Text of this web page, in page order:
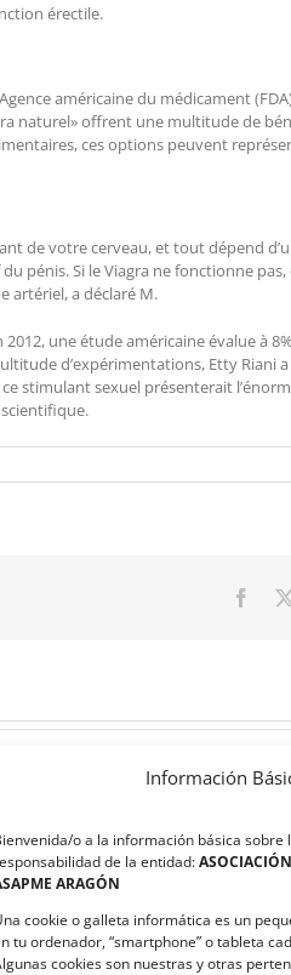
Información
o a la información básica sobre
de la entidad:
ARAGÓN
cookie o galleta informática es un
tu ordenador, “smartphone” o tableta
cookies son nuestras y otras
érectile.
américaine du médicament
naturel» offrent une multitude de
ces options peuvent
de votre cerveau, et tout dépend
pénis. Si le Viagra ne fonctionne
artériel, a déclaré M.
une étude américaine évalue à
d’expérimentations, Etty Riani
stimulant sexuel présenterait
ASAPME Aragón y Magna
Automotive suscriben un
convenio de colaboración